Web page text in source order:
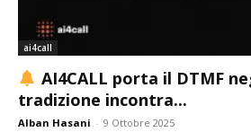
ai4call
AI4CALL porta il DTMF
tradizione incontra...
Alban Hasani - 9 Ottobre 2025